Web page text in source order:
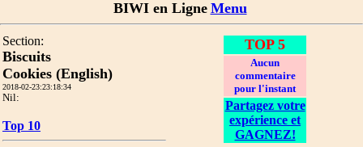
BIWI en Ligne Menu
Section:
Biscuits
Cookies (English)
2018-02-23:23:18:34
Nil:
Top 10
TOP 5
Aucun
commentaire
pour l'instant
Partagez votre
expérience et
GAGNEZ!